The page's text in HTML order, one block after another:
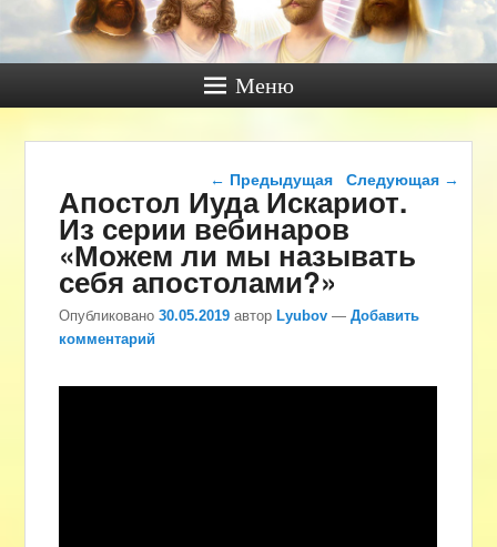
Меню
Навигация по записям
← Предыдущая Следующая →
Апостол Иуда Искариот.
Из серии вебинаров
«Можем ли мы называть
себя апостолами?»
Опубликовано30.05.2019 авторLyubov —Добавить
комментарий